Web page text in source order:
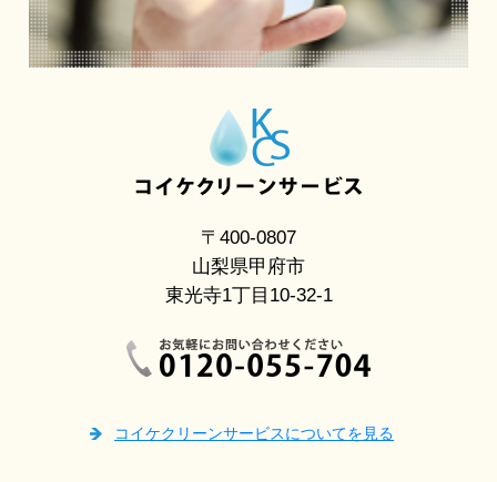
〒400-0807
山梨県甲府市
東光寺1丁目10-32-1
コイケクリーンサービスについてを見る